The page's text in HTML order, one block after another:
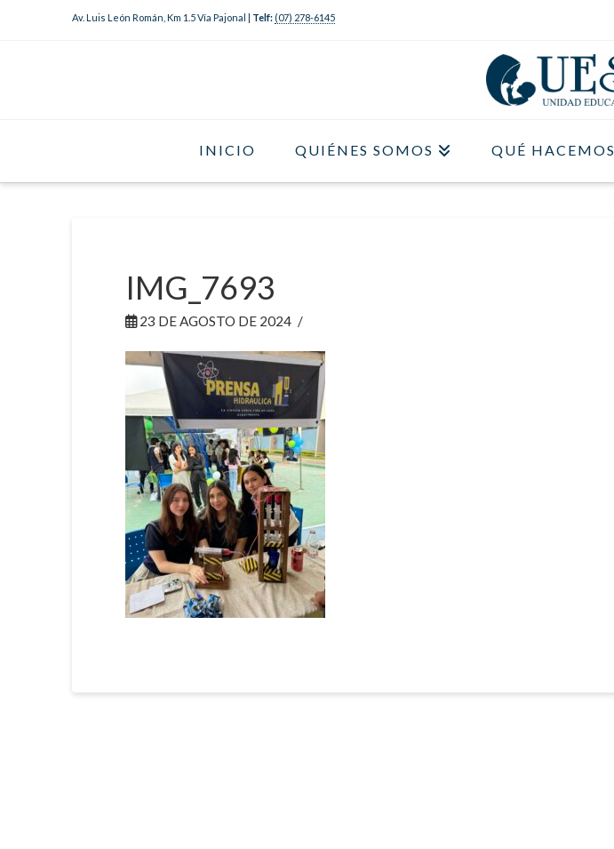
Av. Luis León Román, Km 1.5 Vía Pajonal | Telf: (07) 278-6145
INICIO QUIÉNES SOMOS QUÉ HACEMOS
IMG_7693
23 DE AGOSTO DE 2024